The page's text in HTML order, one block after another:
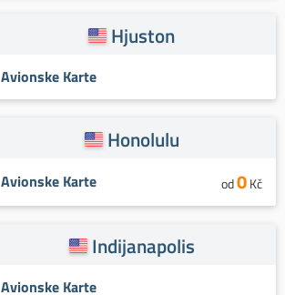
Hjuston
Avionske Karte
Honolulu
Avionske Karte od0Kč
Indijanapolis
Avionske Karte